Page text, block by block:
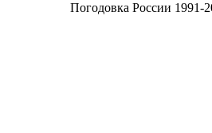
Погодовка России 1991-